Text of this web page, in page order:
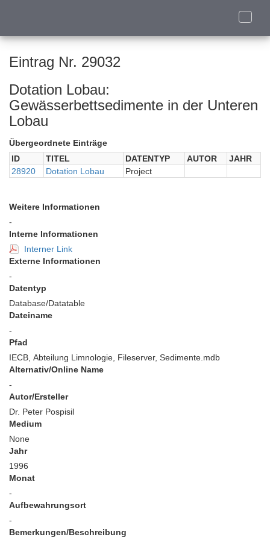
Toggle
Eintrag Nr. 29032
Dotation Lobau:
Gewässerbettsedimente in der Unteren
Lobau
Übergeordnete Einträge
ID
TITEL DATENTYP AUTOR
JAHR
28920
Dotation Lobau Project
Weitere Informationen
-
Interne Informationen
Interner Link
Externe Informationen
-
Datentyp
Database/Datatable
Dateiname
-
Pfad
IECB, Abteilung Limnologie, Fileserver, Sedimente.mdb
Alternativ/Online Name
-
Autor/Ersteller
Dr. Peter Pospisil
Medium
None
Jahr
1996
Monat
-
Aufbewahrungsort
-
Bemerkungen/Beschreibung